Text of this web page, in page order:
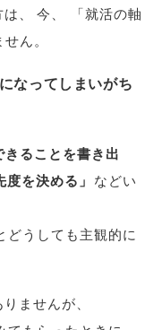
今 「就活の軸
せん。
なってしまいがち
ることを書き出
度を決める 」 などい
どうしても主観的に
ませんが